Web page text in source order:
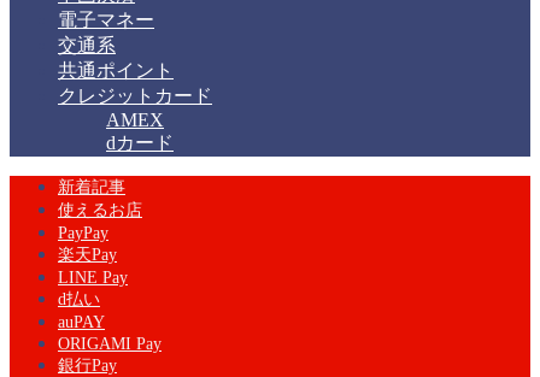
電子マネー
交通系
共通ポイント
クレジットカード
AMEX
dカード
新着記事
使えるお店
PayPay
楽天Pay
LINE Pay
d払い
auPAY
ORIGAMI Pay
銀行Pay